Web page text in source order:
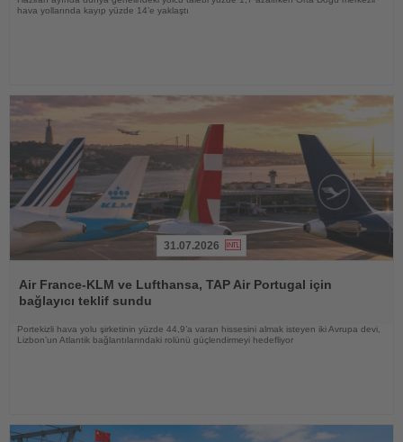
hava yollarında kayıp yüzde 14’e yaklaştı
Oku
31.07.2026
Air France-KLM ve Lufthansa, TAP Air Portugal için
bağlayıcı teklif sundu
Portekizli hava yolu şirketinin yüzde 44,9’a varan hissesini almak isteyen iki Avrupa devi,
Lizbon’un Atlantik bağlantılarındaki rolünü güçlendirmeyi hedefliyor